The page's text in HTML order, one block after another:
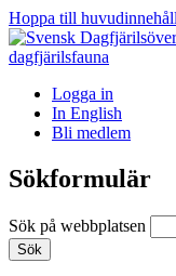
Hoppa till huvudinnehåll
Logga in
In English
Bli medlem
Sökformulär
Sök på webbplatsen